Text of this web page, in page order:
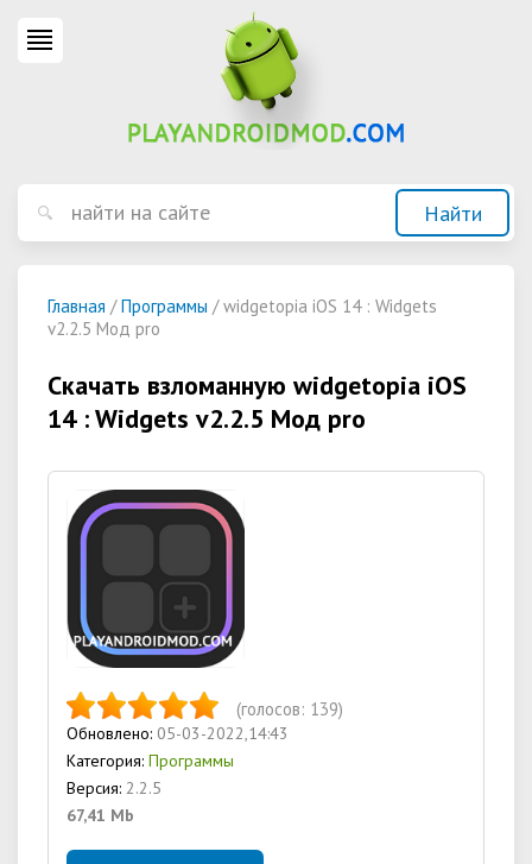
Главная /Программы / widgetopia iOS 14 : Widgets
v2.2.5 Мод pro
Скачать взломанную widgetopia iOS
14 : Widgets v2.2.5 Мод pro
(голосов: 139)
Обновлено: 05-03-2022,14:43
Категория: Программы
Версия: 2.2.5
67,41 Mb